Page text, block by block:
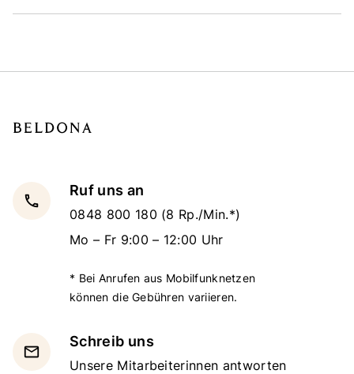
local_phone
Ruf uns an
0848 800 180 (8 Rp./Min.*)
Mo – Fr 9:00 – 12:00 Uhr
* Bei Anrufen aus Mobilfunknetzen
können die Gebühren variieren.
email
Schreib uns
Unsere Mitarbeiterinnen antworten